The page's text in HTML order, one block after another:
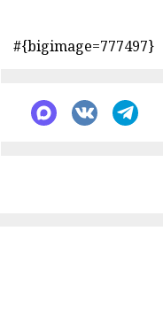
#{bigimage=777497}